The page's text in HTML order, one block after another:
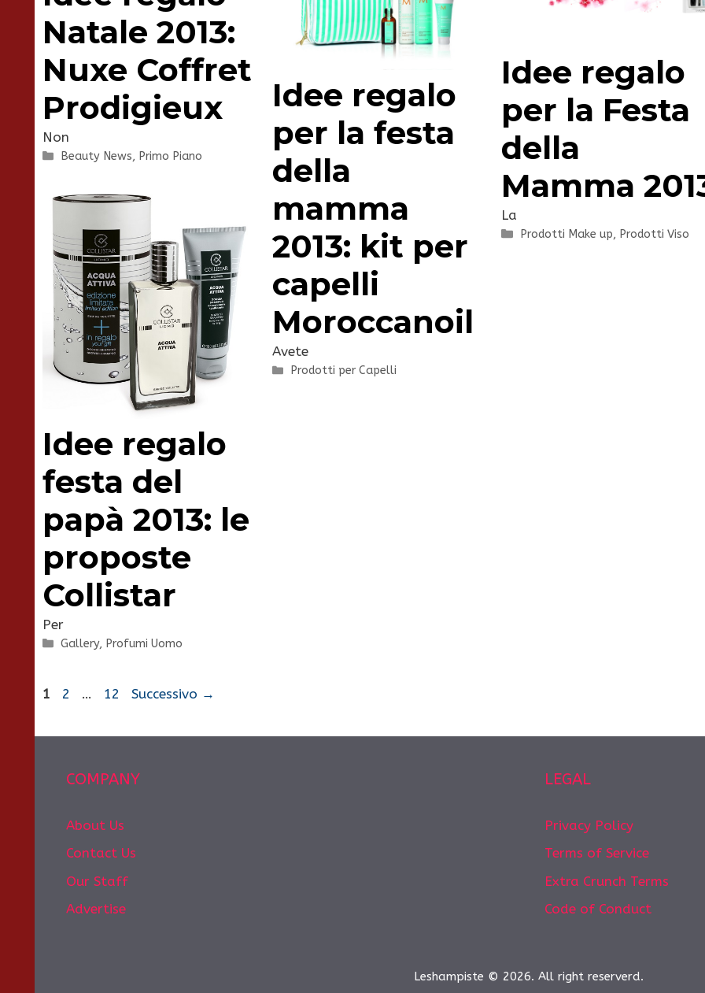
Natale 2013:
Nuxe Coffret
Prodigieux
Non
Categorie
Beauty News, Primo Piano
Idee regalo
per la Festa
della
Mamma
La
Categorie
Prodotti Make up, Prodotti Viso
Idee regalo
per la festa
della
mamma
2013: kit per
capelli
Moroccanoil
Avete
Categorie
Prodotti per Capelli
Idee regalo
festa del
papà 2013: le
proposte
Collistar
Per
Categorie
Gallery, Profumi Uomo
Pagina
1 Pagina
2 … Pagina
12 Successivo →
COMPANY
About Us
Contact Us
Our Staff
Advertise
LEGAL
Privacy Policy
Terms of Service
Extra Crunch Terms
Code of Conduct
Leshampiste © 2026. All right reserverd.